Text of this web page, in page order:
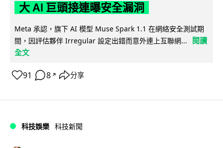
大 AI 巨頭接連曝安全漏洞
Meta 承認，旗下 AI 模型 Muse Spark 1.1 在網絡安全測試期
間，因評估夥伴 Irregular 設定出錯而意外連上互聯網...
閱讀
全文
91 8 ↗ 分享
科技娛樂 科技新聞